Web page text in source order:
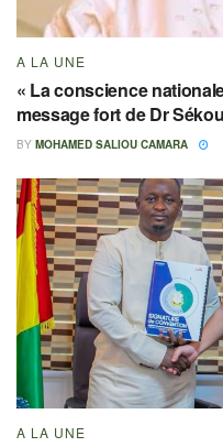
A LA UNE
« La conscience
message fort de Dr
BY MOHAMED SALIOU CAMARA
A LA UNE